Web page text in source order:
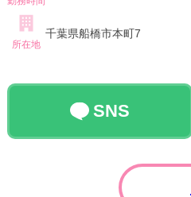
所在地
千葉県船橋市本町7
SNS